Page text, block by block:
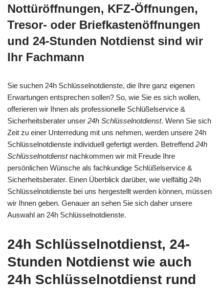
Nottüröffnungen, KFZ-Öffnungen,
Tresor- oder Briefkastenöffnungen
und 24-Stunden Notdienst sind wir
Ihr Fachmann
Sie suchen 24h Schlüsselnotdienste, die Ihre ganz eigenen
Erwartungen entsprechen sollen? So, wie Sie es sich wollen,
offerieren wir Ihnen als professionelle Schlüßelservice &
Sicherheitsberater unser 24h Schlüsselnotdienst. Wenn Sie sich
Zeit zu einer Unterredung mit uns nehmen, werden unsere 24h
Schlüsselnotdienste individuell gefertigt werden. Betreffend 24h
Schlüsselnotdienstnachkommen wir mit Freude Ihre
persönlichen Wünsche als fachkundige Schlüßelservice &
Sicherheitsberater. Einen Überblick darüber, wie vielfältig 24h
Schlüsselnotdienste bei uns hergestellt werden können, müssen
wir Ihnen geben. Genauer an sehen Sie sich daher unsere
Auswahl an 24h Schlüsselnotdienste.
24h Schlüsselnotdienst, 24-
Stunden Notdienst wie auch
24h Schlüsselnotdienst rund